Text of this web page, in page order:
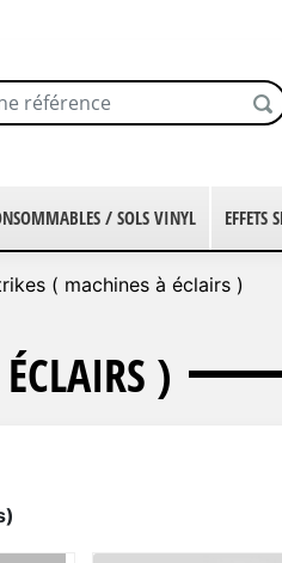
/ SOLS VINYL EFFETS
( machines à éclairs )
)